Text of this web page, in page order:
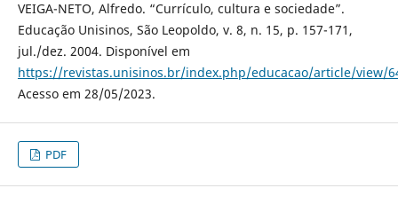
VEIGA-NETO, Alfredo. “Currículo, cultura e sociedade”.
Educação Unisinos, São Leopoldo, v. 8, n. 15, p. 157-171,
jul./dez. 2004. Disponível em
https://revistas.unisinos.br/index.php/educacao/article/view/
Acesso em 28/05/2023.
PDF